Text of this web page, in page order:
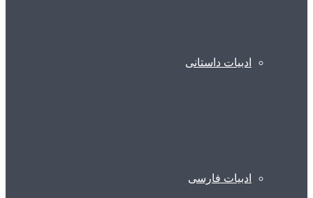
ادبیات داستانی
ادبیات فارسی